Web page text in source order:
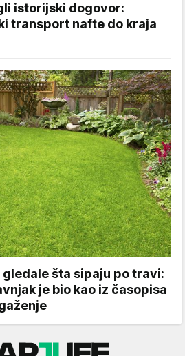
istorijski dogovor:
transport nafte do kraja
gledale šta sipaju po travi:
je bio kao iz časopisa